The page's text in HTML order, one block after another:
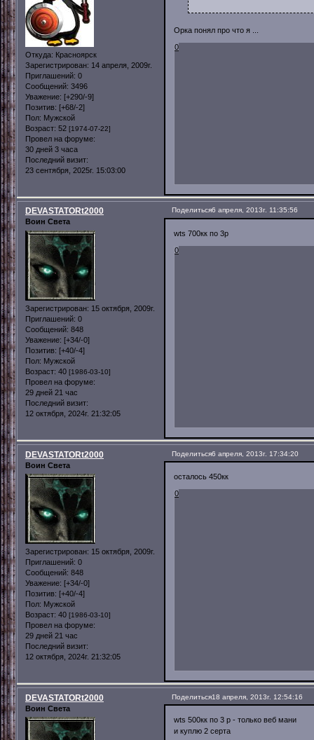
Откуда: Красноярск
Зарегистрирован: 14 апреля, 2009г.
Приглашений: 0
Сообщений: 3496
Уважение: [+290/-9]
Позитив: [+68/-2]
Пол: Мужской
Возраст: 52 [1974-07-22]
Провел на форуме:
30 дней 3 часа
Последний визит:
23 сентября, 2025г. 15:03:00
Орка понял про что я ...
0
Поделиться6 апреля, 2013г. 11:35:56
DEVASTATORt2000
Воин Света
Зарегистрирован: 15 октября, 2009г.
Приглашений: 0
Сообщений: 848
Уважение: [+34/-0]
Позитив: [+40/-4]
Пол: Мужской
Возраст: 40 [1986-03-10]
Провел на форуме:
29 дней 21 час
Последний визит:
12 октября, 2024г. 21:32:05
wts 700кк по 3р
0
Поделиться6 апреля, 2013г. 17:34:20
DEVASTATORt2000
Воин Света
Зарегистрирован: 15 октября, 2009г.
Приглашений: 0
Сообщений: 848
Уважение: [+34/-0]
Позитив: [+40/-4]
Пол: Мужской
Возраст: 40 [1986-03-10]
Провел на форуме:
29 дней 21 час
Последний визит:
12 октября, 2024г. 21:32:05
осталось 450кк
0
Поделиться18 апреля, 2013г. 12:54:16
DEVASTATORt2000
Воин Света
wts 500кк по 3 р - только веб мани
и куплю 2 серта